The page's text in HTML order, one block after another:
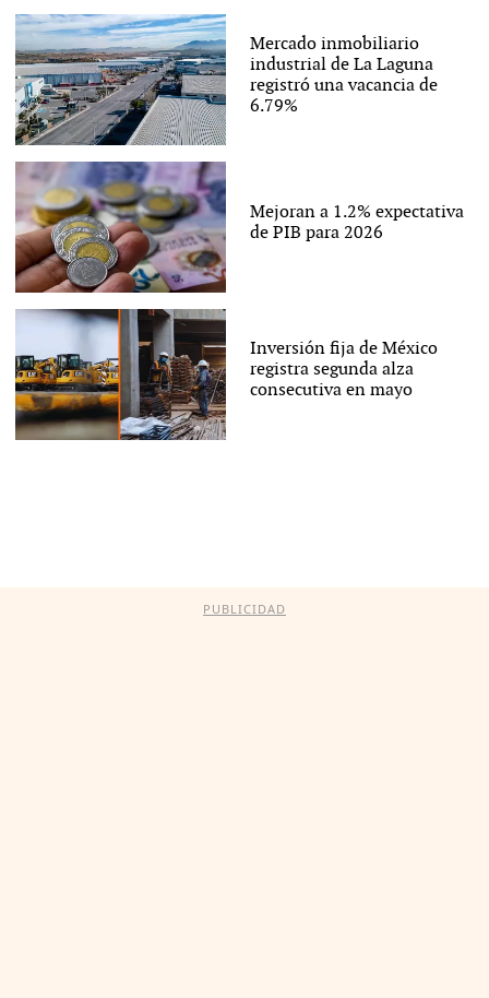
Mercado inmobiliario
industrial de La Laguna
registró una vacancia de
6.79%
Mejoran a 1.2% expectativa
de PIB para 2026
Inversión fija de México
registra segunda alza
consecutiva en mayo
PUBLICIDAD